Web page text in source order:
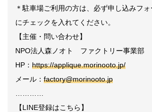
＊駐車場ご利用の方は、必ず申し込みフ
にチェックを入れてください。
【主催・問い合わせ】
NPO法人森ノオト ファクトリー事業部
HP： https://applique.morinooto.jp/
メール： factory@morinooto.jp
【LINE登録はこちら】